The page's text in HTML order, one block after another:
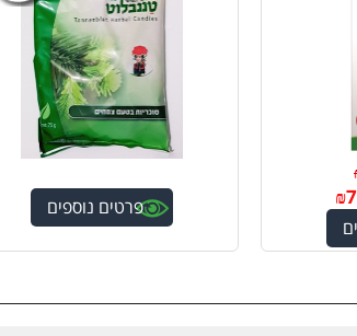
₪ פרטים נוספים